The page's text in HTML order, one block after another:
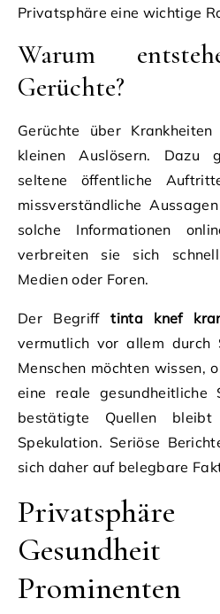
Privatsphäre eine wichtige
Warum
Gerüchte?
Gerüchte über
kleinen Auslösern. Dazu
seltene öffentliche
missverständliche
solche Informationen
verbreiten sie sich
Medien oder Foren.
Der Begrifftinta knef
vermutlich vor allem durch
Menschen möchten wissen,
eine reale gesundheitliche
bestätigte Quellen
Spekulation. Seriöse
sich daher auf belegbare
Prominenten